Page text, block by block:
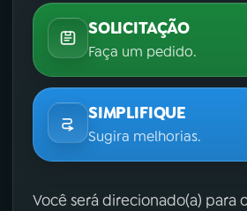
SOLICITAÇÃO
Faça um pedido.
SIMPLIFIQUE
Sugira melhorias.
Você será direcionado(a) para